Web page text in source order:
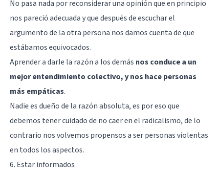
No pasa nada por reconsiderar una opinión que en principio
nos pareció adecuada y que después de escuchar el
argumento de la otra persona nos damos cuenta de que
estábamos equivocados.
Aprender a darle la razón a los demás nos conduce a un
mejor entendimiento colectivo, y nos hace personas
más empáticas.
Nadie es dueño de la razón absoluta, es por eso que
debemos tener cuidado de no caer en el radicalismo, de lo
contrario nos volvemos propensos a ser personas violentas
en todos los aspectos.
6. Estar informados